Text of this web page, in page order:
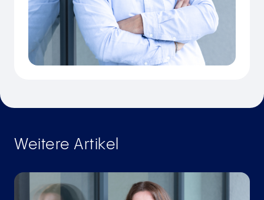
Weitere Artikel